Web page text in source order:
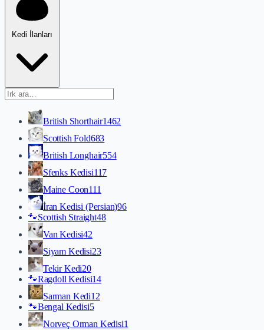
Kedi İlanları
British Shorthair1462
Scottish Fold683
British Longhair554
Sfenks Kedisi117
Maine Coon111
İran Kedisi (Persian)96
🐾Scottish Straight48
Van Kedisi42
Siyam Kedisi23
Tekir Kedi20
🐾Ragdoll Kedisi14
Sarman Kedi12
🐾Bengal Kedisi5
Norveç Orman Kedisi1